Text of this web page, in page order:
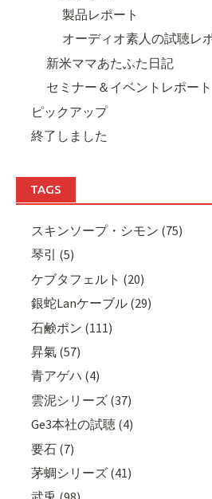
製品レポート
オーディオ素人の試聴レ
新米ママあたふた日記
セミナー＆イベントレポート
ピックアップ
終了しました
TAGS
スキンソープ・シモン (75)
琴引 (5)
ケブタフェルト (20)
銀蛇Lanケーブル (29)
石鹸ポン (111)
昇氣 (57)
青アゲハ (4)
雲泥シリーズ (37)
Ge3本社の試聴 (4)
要石 (7)
茅蜩シリーズ (41)